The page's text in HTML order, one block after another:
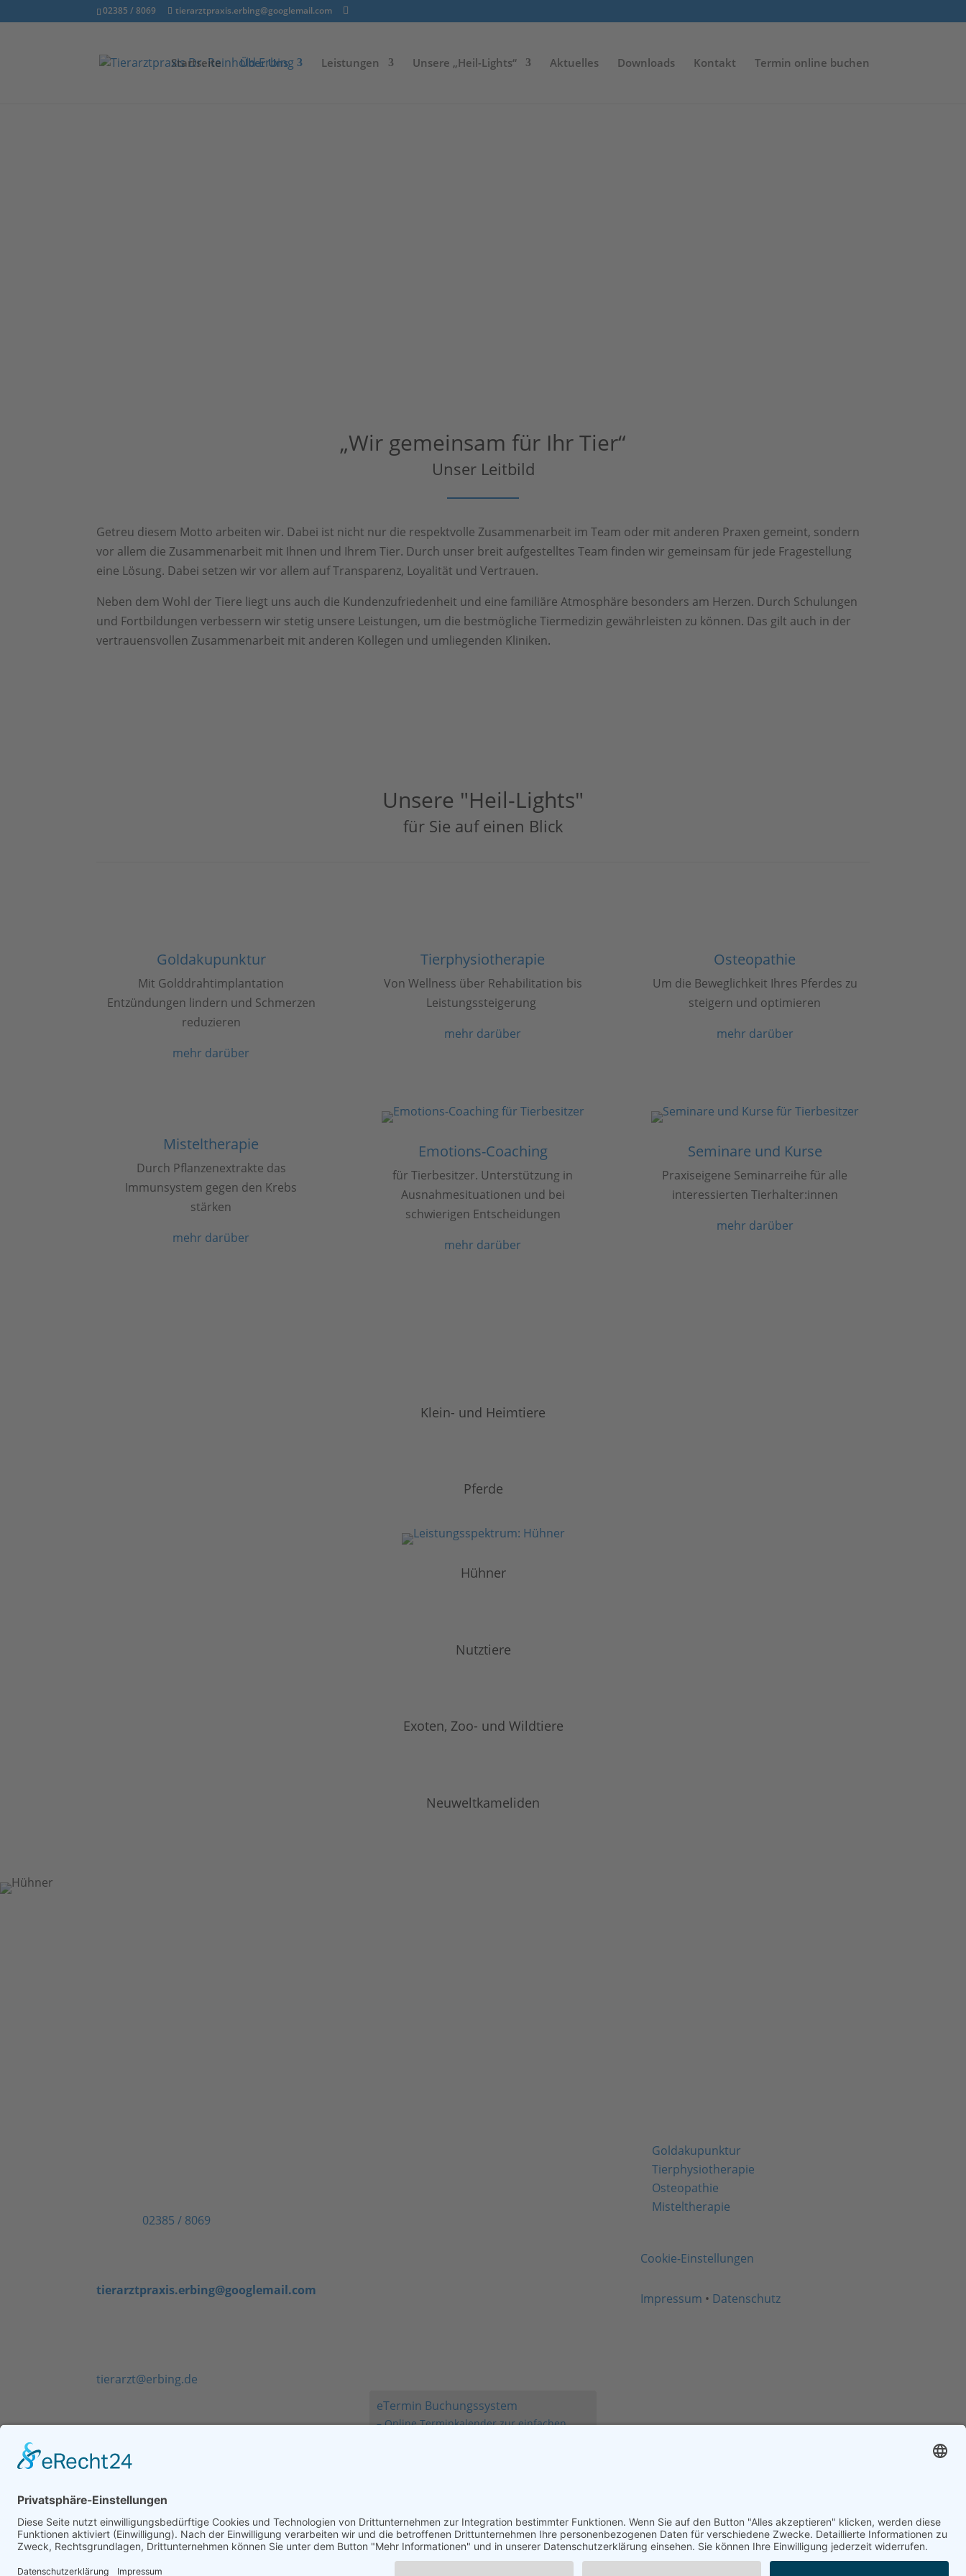
02385 / 8069 tierarztpraxis.erbing@googlemail.com
Startseite Über Uns Leistungen Unsere „Heil-Lights“ Aktuelles Downloads Kontakt Termin online buchen
„Wir gemeinsam für Ihr Tier“
Unser Leitbild
Getreu diesem Motto arbeiten wir. Dabei ist nicht nur die respektvolle Zusammenarbeit im Team oder mit anderen Praxen gemeint, sondern
vor allem die Zusammenarbeit mit Ihnen und Ihrem Tier. Durch unser breit aufgestelltes Team finden wir gemeinsam für jede Fragestellung
eine Lösung. Dabei setzen wir vor allem auf Transparenz, Loyalität und Vertrauen.
Neben dem Wohl der Tiere liegt uns auch die Kundenzufriedenheit und eine familiäre Atmosphäre besonders am Herzen. Durch Schulungen
und Fortbildungen verbessern wir stetig unsere Leistungen, um die bestmögliche Tiermedizin gewährleisten zu können. Das gilt auch in der
vertrauensvollen Zusammenarbeit mit anderen Kollegen und umliegenden Kliniken.
Unsere "Heil-Lights"
für Sie auf einen Blick
Goldakupunktur
Mit Golddrahtimplantation
Entzündungen lindern und Schmerzen
reduzieren
mehr darüber
Tierphysiotherapie
Von Wellness über Rehabilitation bis
Leistungssteigerung
mehr darüber
Osteopathie
Um die Beweglichkeit Ihres Pferdes zu
steigern und optimieren
mehr darüber
Misteltherapie
Durch Pflanzenextrakte das
Immunsystem gegen den Krebs
stärken
mehr darüber
Emotions-Coaching
für Tierbesitzer. Unterstützung in
Ausnahmesituationen und bei
schwierigen Entscheidungen
mehr darüber
Seminare und Kurse
Praxiseigene Seminarreihe für alle
interessierten Tierhalter:innen
mehr darüber
Klein- und Heimtiere
Pferde
Hühner
Nutztiere
Exoten, Zoo- und Wildtiere
Neuweltkameliden
02385 / 8069
tierarztpraxis.erbing@googlemail.com
tierarzt@erbing.de
eTermin Buchungssystem
– Online Terminkalender zur einfachen
Telecash, Apple-Pay, Paypal
KEINE Barzahlung möglich
Goldakupunktur
Tierphysiotherapie
Osteopathie
Misteltherapie
Cookie-Einstellungen
Impressum • Datenschutz